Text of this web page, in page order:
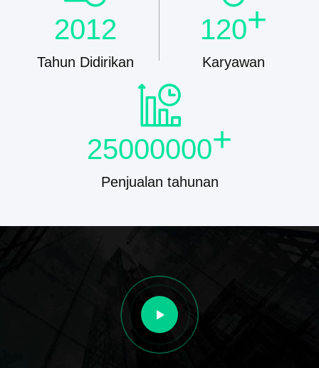
2012
Tahun Didirikan
120+
Karyawan
25000000+
Penjualan tahunan